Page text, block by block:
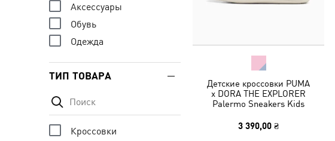
Детские кроссовки PUMA
x DORA THE EXPLORER
Palermo Sneakers Kids
3 390,00 ₴
Аксессуары
Обувь
Одежда
ТИП ТОВАРА
Кроссовки